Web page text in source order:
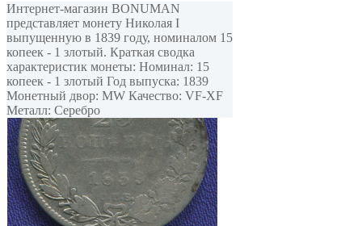
Интернет-магазин BONUMAN
представляет монету Николая I
выпущенную в 1839 году, номиналом 15
копеек - 1 злотый. Краткая сводка
характеристик монеты: Номинал: 15
копеек - 1 злотый Год выпуска: 1839
Монетный двор: MW Качество: VF-XF
Металл: Серебро